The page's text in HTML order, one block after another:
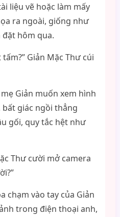
liệu vẽ hoặc làm mấy
ra ngoài, giống như
hôm qua.
Giản Mặc Thư cúi
Giản muốn xem hình
giác ngồi thẳng
gối, quy tắc hệt như
Thư cười mở camera
chạm vào tay của Giản
trong điện thoại anh,